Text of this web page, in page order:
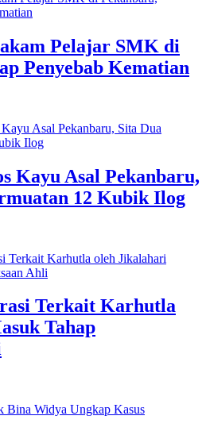
Pelajar SMK di
Penyebab Kematian
Kayu Asal Pekanbaru,
12 Kubik Ilog
Terkait Karhutla
Tahap